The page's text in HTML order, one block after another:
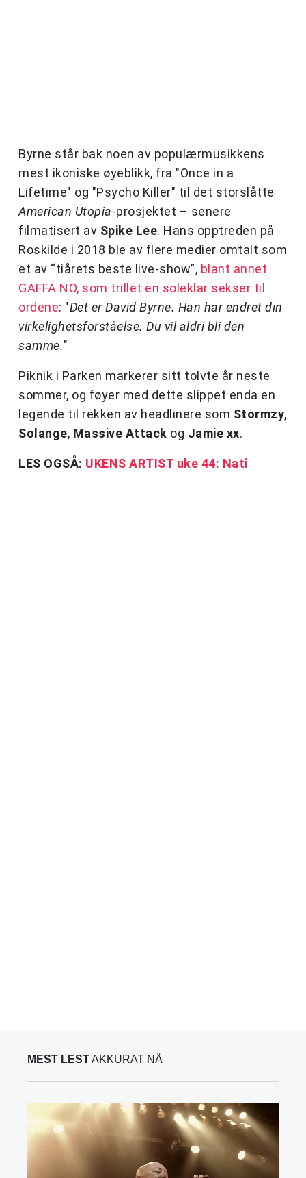
Byrne står bak noen av populærmusikkens
mest ikoniske øyeblikk, fra "Once in a
Lifetime" og "Psycho Killer" til det storslåtte
American Utopia-prosjektet – senere
filmatisert av Spike Lee. Hans opptreden på
Roskilde i 2018 ble av flere medier omtalt som
et av “tiårets beste live-show”, blant annet
GAFFA NO, som trillet en soleklar sekser til
ordene: "Det er David Byrne. Han har endret din
virkelighetsforståelse. Du vil aldri bli den
samme."
Piknik i Parken markerer sitt tolvte år neste
sommer, og føyer med dette slippet enda en
legende til rekken av headlinere som Stormzy,
Solange, Massive Attack og Jamie xx.
LES OGSÅ: UKENS ARTIST uke 44: Nati
MEST LESTAKKURAT NÅ